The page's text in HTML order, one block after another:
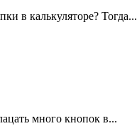
в калькуляторе? Тогда...
много кнопок в...